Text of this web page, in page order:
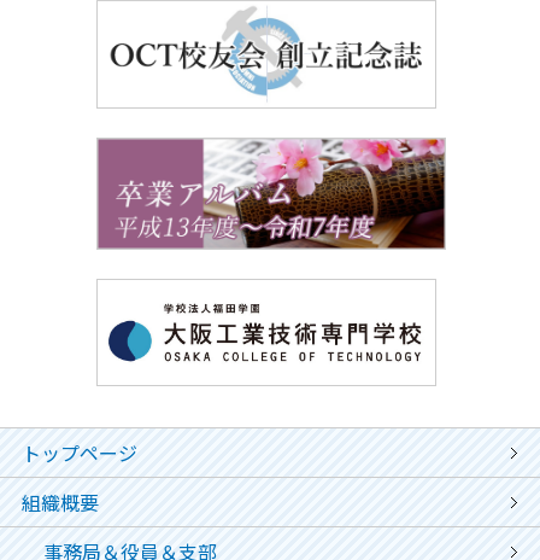
トップページ
組織概要
事務局＆役員＆支部